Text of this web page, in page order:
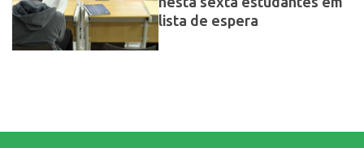
lista de espera